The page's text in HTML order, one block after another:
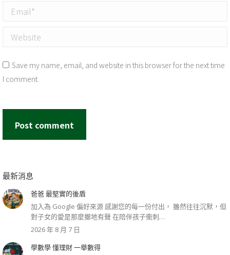
Email *
Website
Save my name, email, and website in this browser for the next time
I comment.
Post comment
最新消息
爸爸 最堅實的後盾
加入為 Google 偏好來源 感謝您的每一份付出， 雖然往往沉默，但
對子女的愛是那麼擲地有聲 在陪伴孩子衝刺…
2026 年 8 月 7 日
學數學 懂理財 一舉數得